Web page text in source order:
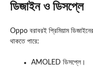
ডিজাইন ও ডিসপ্লে
Oppo বরাবরই প্রিমিয়াম
থাকতে পারে:
AMOLED ডিসপ্লে।